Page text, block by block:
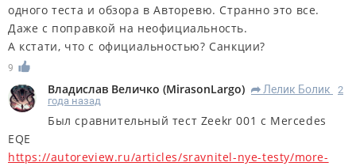
одного теста и обзора в Авторевю. Странно это все.
Даже с поправкой на неофициальность.
А кстати, что с официальностью? Санкции?
9
Владислав Величко (MirasonLargo) R Лелик Болик
2
года назад
Был сравнительный тест Zeekr 001 с Mercedes
EQE
https://autoreview.ru/articles/sravnitel-nye-testy/more-